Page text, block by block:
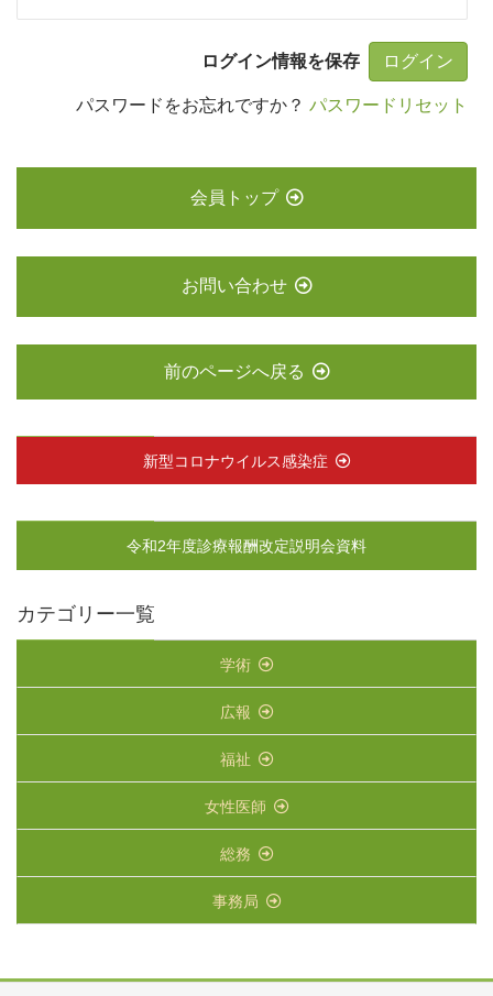
ログイン情報を保存
パスワードをお忘れですか？ パスワードリセット
会員トップ
お問い合わせ
前のページへ戻る
新型コロナウイルス感染症
令和2年度診療報酬改定説明会資料
カテゴリー一覧
学術
広報
福祉
女性医師
総務
事務局